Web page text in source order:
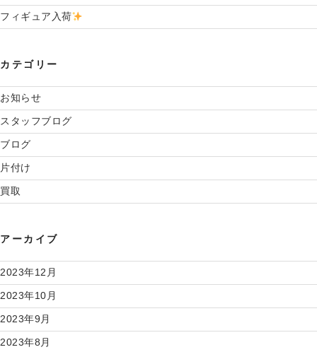
フィギュア入荷
カテゴリー
お知らせ
スタッフブログ
ブログ
片付け
買取
アーカイブ
2023年12月
2023年10月
2023年9月
2023年8月